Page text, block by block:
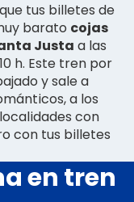
tus billetes de
barato cojas
Justa a las
h. Este tren por
y sale a
a los
con
con tus billetes
en tren